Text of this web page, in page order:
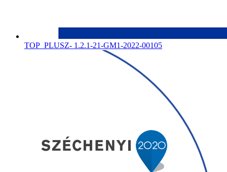
TOP_PLUSZ- 1.2.1-21-GM1-2022-00105